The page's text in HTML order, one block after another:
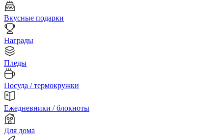
Вкусные подарки
Награды
Пледы
Посуда / термокружки
Ежедневники / блокноты
Для дома